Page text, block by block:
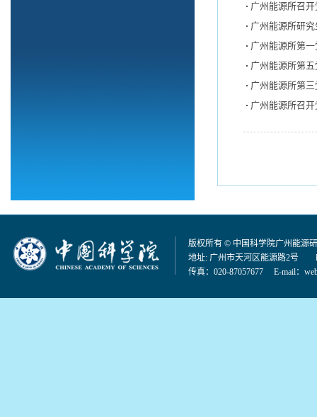
广州能源所召
广州能源所研
广州能源所第
广州能源所第
广州能源所第
广州能源所召
版权所有 © 中国科学院广州能源
地址: 广州市天河区能源路2号
传真：020-87057677 E-mail：